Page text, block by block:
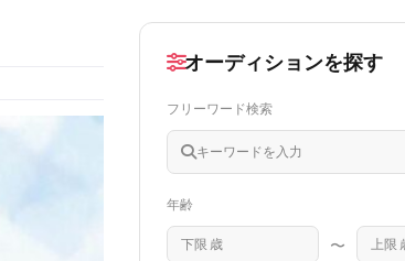
オーディションを探す
フリーワード検索
年齢
〜